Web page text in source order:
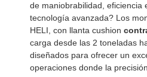
de maniobrabilidad, eficiencia
tecnología avanzada? Los
HELI, con llanta cushion
carga desde las 2 toneladas
diseñados para ofrecer un
operaciones donde la